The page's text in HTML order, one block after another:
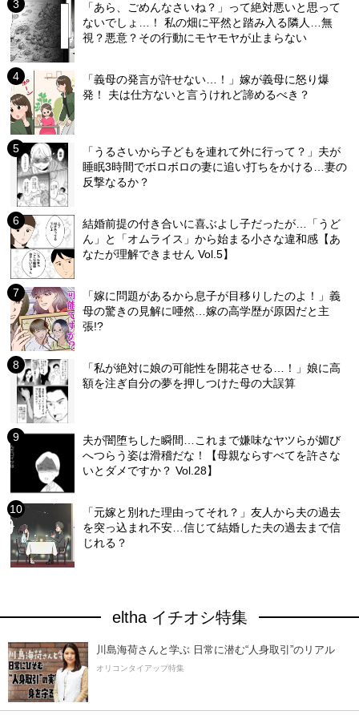
「あら、ごめんなさいね？」って絶対悪いと思って
ないでしょ…！ 私の畑に平然と踏み入る隣人…無
視？悪意？その行動にモヤモヤが止まらない
「義母の発言が許せない…！」嫁が義母に怒り爆
発！ 夫は仕方ないと言うけれど諦めるべき？
「うるさいから子どもを連れて外に行って？」夫が
睡眠3時間でボロボロの妻に追い打ちをかける…妻の
反撃なるか？
結婚前提の付き合いに喜ぶよし子だったが…「うど
ん」と「オムライス」から始まる小さな違和感【あ
なたが理解できません Vol.5】
「嫁に問題があるから息子が目移りしたのよ！」義
母の驚きの見解に唖然…嫁の高学歴が原因だと主
張!?
「私が絶対に娘の可能性を開花させる…！」娘に高
額を注ぎ自分の夢を押しつけた母の大誤算
夫が闇堕ちした瞬間…これまで嫌味なヤツらが媚び
へつらう姿は滑稽だな！【母親ならすべてを許さな
いとダメですか？ Vol.28】
「元嫁と別れた理由ってそれ？」友人から夫の過去
を突っ込まれ不安…信じて結婚した夫の過去まで信
じれる？
eltha イチオシ特集
川島海荷さんと学ぶ 日常に潜む“人身取引”のリアル
オリコンタイアップ特集